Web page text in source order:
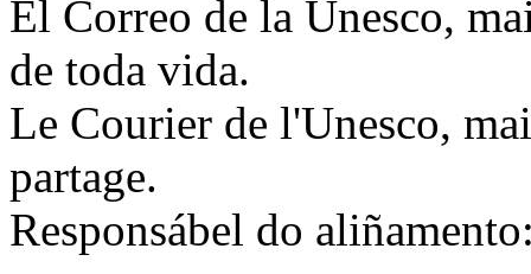
El Correo de la Unesco,
de toda vida.
Le Courier de l'Unesco,
partage.
Responsábel do